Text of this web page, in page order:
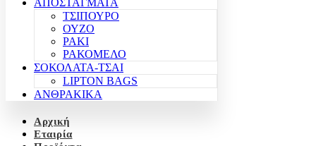
ΑΠΟΣΤΑΓΜΑΤΑ
ΤΣΙΠΟΥΡΟ
ΟΥΖΟ
ΡΑΚΙ
ΡΑΚΟΜΕΛΟ
ΣΟΚΟΛΑΤΑ-ΤΣΑΙ
LIPTON BAGS
ΑΝΘΡΑΚΙΚΑ
Αρχική
Εταιρία